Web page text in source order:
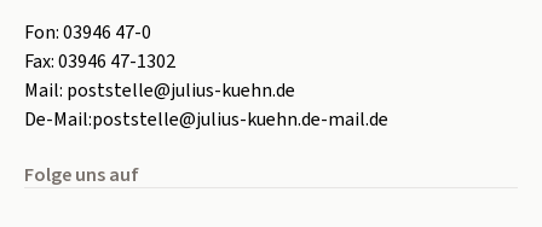
Fon:03946 47-0
Fax:03946 47-1302
Mail: poststelle@julius-kuehn.de
De-Mail:poststelle@julius-kuehn.de-mail.de
Folge uns auf